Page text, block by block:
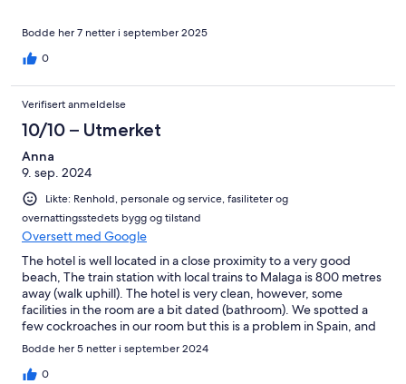
Bodde her 7 netter i september 2025
0
Verifisert anmeldelse
10/10 – Utmerket
Anna
9. sep. 2024
Likte: Renhold, personale og service, fasiliteter og
overnattingsstedets bygg og tilstand
Oversett med Google
The hotel is well located in a close proximity to a very good
beach, The train station with local trains to Malaga is 800 metres
away (walk uphill). The hotel is very clean, however, some
facilities in the room are a bit dated (bathroom). We spotted a
few cockroaches in our room but this is a problem in Spain, and
our room was on the lowest floor. Dining in the hotel is excellent,
the choice and variety is great, food is very fresh and thereare
good vegetarian options as well. It's impossible to try it all. Also,
Bodde her 5 netter i september 2024
0